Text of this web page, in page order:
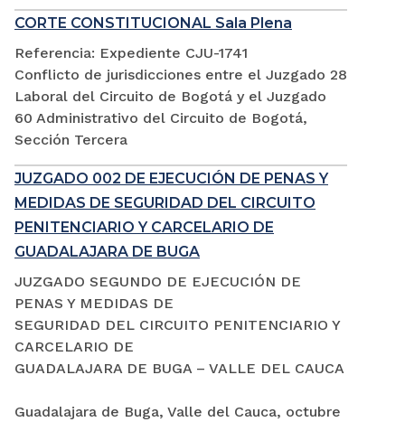
CORTE CONSTITUCIONAL Sala Plena
Referencia: Expediente CJU-1741
Conflicto de jurisdicciones entre el Juzgado 28
Laboral del Circuito de Bogotá y el Juzgado
60 Administrativo del Circuito de Bogotá,
Sección Tercera
JUZGADO 002 DE EJECUCIÓN DE PENAS Y
MEDIDAS DE SEGURIDAD DEL CIRCUITO
PENITENCIARIO Y CARCELARIO DE
GUADALAJARA DE BUGA
JUZGADO SEGUNDO DE EJECUCIÓN DE
PENAS Y MEDIDAS DE
SEGURIDAD DEL CIRCUITO PENITENCIARIO Y
CARCELARIO DE
GUADALAJARA DE BUGA – VALLE DEL CAUCA
Guadalajara de Buga, Valle del Cauca, octubre